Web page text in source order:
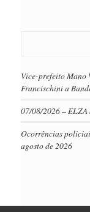
Vice-prefeito Mano
Francischini a
07/08/2026 – ELZA
Ocorrências
agosto de 2026